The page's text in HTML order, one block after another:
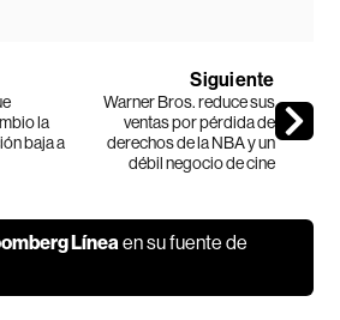
la
baja a
Siguiente
Warner Bros. reduce sus
ventas por pérdida de
derechos de la NBA y un
débil negocio de cine
Líneaen su fuente de